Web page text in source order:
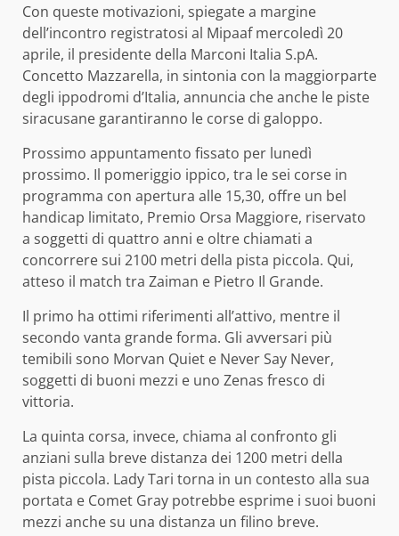
Con queste motivazioni, spiegate a margine
dell’incontro registratosi al Mipaaf mercoledì 20
aprile, il presidente della Marconi Italia S.pA.
Concetto Mazzarella, in sintonia con la maggiorparte
degli ippodromi d’Italia, annuncia che anche le piste
siracusane garantiranno le corse di galoppo.
Prossimo appuntamento fissato per lunedì
prossimo. Il pomeriggio ippico, tra le sei corse in
programma con apertura alle 15,30, offre un bel
handicap limitato, Premio Orsa Maggiore, riservato
a soggetti di quattro anni e oltre chiamati a
concorrere sui 2100 metri della pista piccola. Qui,
atteso il match tra Zaiman e Pietro Il Grande.
Il primo ha ottimi riferimenti all’attivo, mentre il
secondo vanta grande forma. Gli avversari più
temibili sono Morvan Quiet e Never Say Never,
soggetti di buoni mezzi e uno Zenas fresco di
vittoria.
La quinta corsa, invece, chiama al confronto gli
anziani sulla breve distanza dei 1200 metri della
pista piccola. Lady Tari torna in un contesto alla sua
portata e Comet Gray potrebbe esprime i suoi buoni
mezzi anche su una distanza un filino breve.